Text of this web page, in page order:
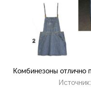
Комбинезоны отлично
Источник: